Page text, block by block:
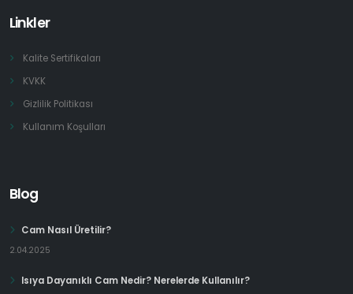
Linkler
Kalite Sertifikaları
KVKK
Gizlilik Politikası
Kullanım Koşulları
Blog
Cam Nasıl Üretilir?
2.04.2025
Isıya Dayanıklı Cam Nedir? Nerelerde Kullanılır?